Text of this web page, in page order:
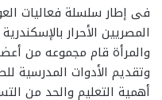
فى إطار سلسلة فعاليات
المصريين الأحرار
والمرأة قام مجموعه من
وتقديم الأدوات المدرسية
أهمية التعليم والحد من